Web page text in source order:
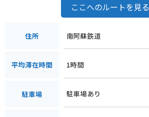
ここへのルートを見る
住所 南阿蘇鉄道
平均滞在時間 1時間
駐車場 駐車場あり